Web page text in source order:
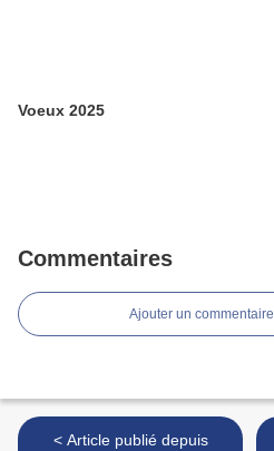
Voeux 2025
Commentaires
Ajouter un commentaire
< Article publié depuis